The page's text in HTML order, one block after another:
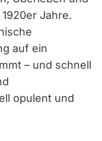
Jahre.
auf ein
– und schnell
opulent und